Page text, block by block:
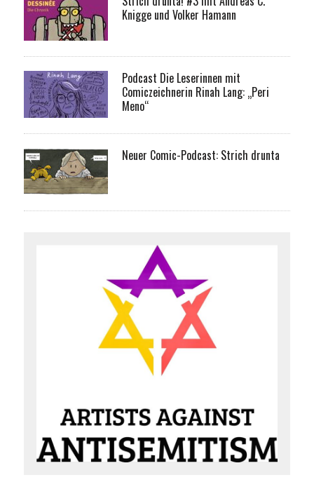
Knigge und Volker Hamann
Podcast Die Leserinnen mit
Comiczeichnerin Rinah Lang: „Peri
Meno“
Neuer Comic-Podcast: Strich drunta